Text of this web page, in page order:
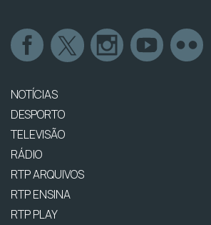
NOTÍCIAS
DESPORTO
TELEVISÃO
RÁDIO
RTP ARQUIVOS
RTP ENSINA
RTP PLAY